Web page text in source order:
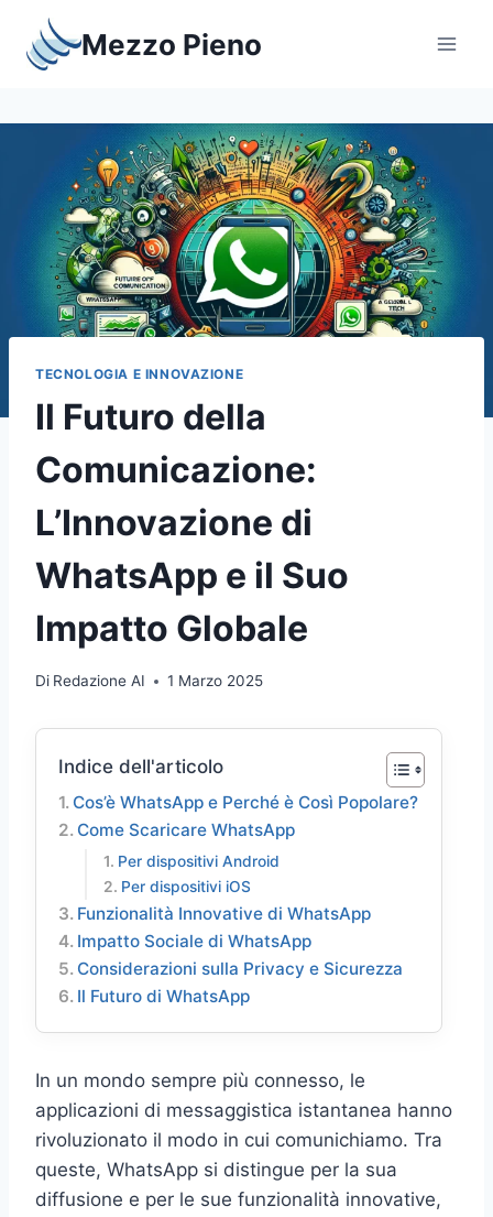
contenuto
Mezzo Pieno
TECNOLOGIA E INNOVAZIONE
Il Futuro della
Comunicazione:
L’Innovazione di
WhatsApp e il Suo
Impatto Globale
Di Redazione AI 1 Marzo 2025
Indice dell'articolo
Cos’è WhatsApp e Perché è Così Popolare?
Come Scaricare WhatsApp
Per dispositivi Android
Per dispositivi iOS
Funzionalità Innovative di WhatsApp
Impatto Sociale di WhatsApp
Considerazioni sulla Privacy e Sicurezza
Il Futuro di WhatsApp
In un mondo sempre più connesso, le
applicazioni di messaggistica istantanea hanno
rivoluzionato il modo in cui comunichiamo. Tra
queste, WhatsApp si distingue per la sua
diffusione e per le sue funzionalità innovative,